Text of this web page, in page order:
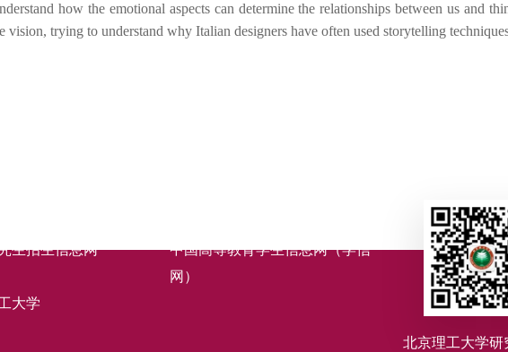
how the emotional aspects can determine the relationships between us and
vision, trying to understand why Italian designers have often used storytelling
生招生信息网
中国高等教育学生信息网（学信
网）
大学
北京理工大学研